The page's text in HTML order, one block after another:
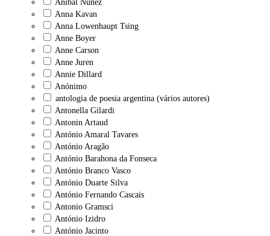
Aníbal Núñez
Anna Kavan
Anna Lowenhaupt Tsing
Anne Boyer
Anne Carson
Anne Juren
Annie Dillard
Anónimo
antologia de poesia argentina (vários autores)
Antonella Gilardi
Antonin Artaud
António Amaral Tavares
António Aragão
António Barahona da Fonseca
António Branco Vasco
António Duarte Silva
António Fernando Cascais
Antonio Gramsci
António Izidro
António Jacinto